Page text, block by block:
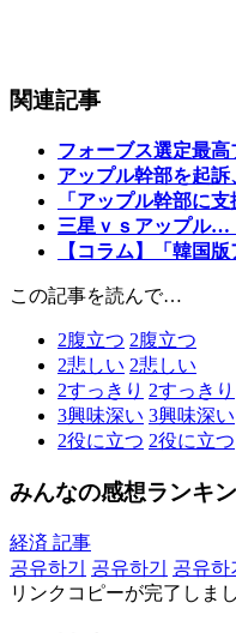
関連記事
フォーブス選定最
アップル幹部を起
「アップル幹部に
三星ｖｓアップル…
【コラム】「韓国
この記事を読んで…
2腹立つ 2腹立つ
2悲しい 2悲しい
2すっきり 2すっきり
3興味深い 3興味深い
2役に立つ 2役に立つ
みんなの感想ランキ
経済 記事
공유하기
공유하기 공유하
リンクコピーが完了しまし